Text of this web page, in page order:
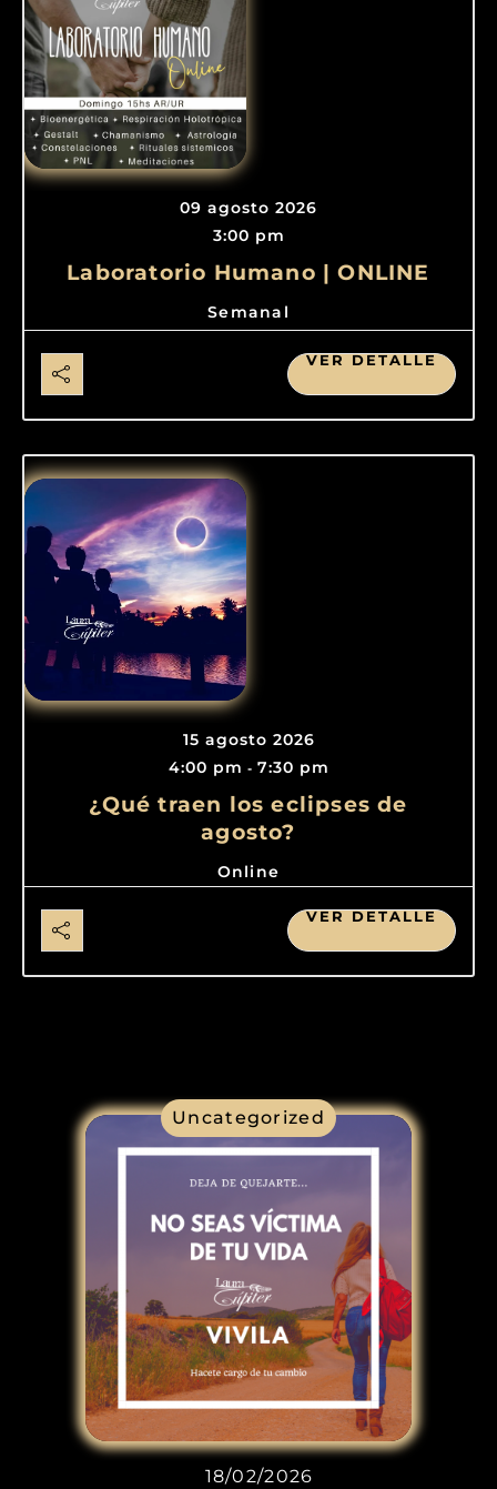
09 agosto 2026
3:00 pm
Laboratorio Humano | ONLINE
Semanal
VER DETALLE
15 agosto 2026
4:00 pm - 7:30 pm
¿Qué traen los eclipses de
agosto?
Online
VER DETALLE
Uncategorized
18/02/2026